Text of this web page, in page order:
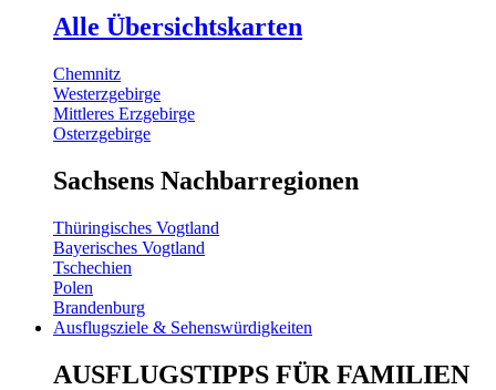
Alle Übersichtskarten
Chemnitz
Westerzgebirge
Mittleres Erzgebirge
Osterzgebirge
Sachsens Nachbarregionen
Thüringisches Vogtland
Bayerisches Vogtland
Tschechien
Polen
Brandenburg
Ausflugsziele & Sehenswürdigkeiten
AUSFLUGSTIPPS FÜR FAMILIEN